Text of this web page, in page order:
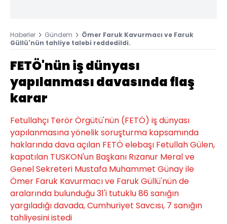
Haberler Gündem
Ömer Faruk Kavurmacı ve Faruk
Güllü'nün tahliye talebi reddedildi.
FETÖ'nün iş dünyası
yapılanması davasında flaş
karar
Fetullahçı Terör Örgütü'nün (FETÖ) iş dünyası
yapılanmasına yönelik soruşturma kapsamında
haklarında dava açılan FETÖ elebaşı Fetullah Gülen,
kapatılan TUSKON'un Başkanı Rızanur Meral ve
Genel Sekreteri Mustafa Muhammet Günay ile
Ömer Faruk Kavurmacı ve Faruk Güllü'nün de
aralarında bulunduğu 31'i tutuklu 86 sanığın
yargıladığı davada, Cumhuriyet Savcısı, 7 sanığın
tahliyesini istedi